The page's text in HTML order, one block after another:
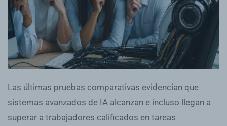
Las últimas pruebas comparativas evidencian que
sistemas avanzados de IA alcanzan e incluso llegan a
superar a trabajadores calificados en tareas